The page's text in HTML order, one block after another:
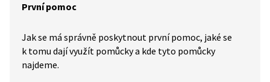
První pomoc
Jak se má správně poskytnout první pomoc, jaké se
k tomu dají využít pomůcky a kde tyto pomůcky
najdeme.